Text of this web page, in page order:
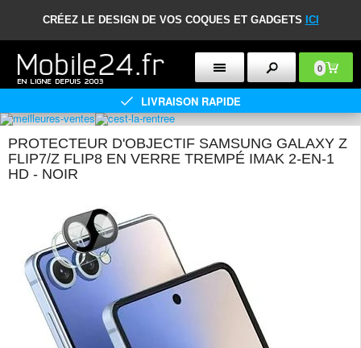
CRÉEZ LE DESIGN DE VOS COQUES ET GADGETS ICI
0
LIVRAISON RAPIDE
PROTECTEUR D'OBJECTIF SAMSUNG GALAXY Z
FLIP7/Z FLIP8 EN VERRE TREMPÉ IMAK 2-EN-1
HD - NOIR